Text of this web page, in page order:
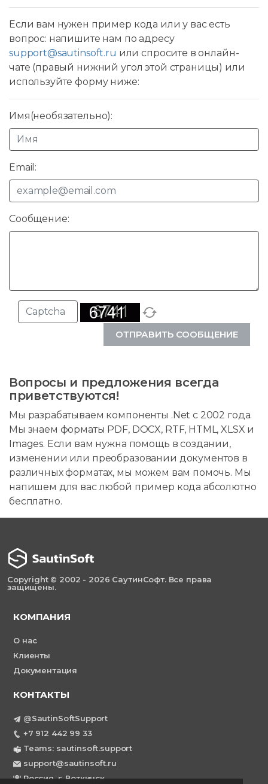
Если вам нужен пример кода или у вас есть
вопрос: напишите нам по адресу
support@sautinsoft.ru или спросите в онлайн-
чате (правый нижний угол этой страницы) или
используйте форму ниже:
Имя(необязательно):
Email:
Сообщение:
ОТПРАВИТЬ СООБЩЕНИЕ
Вопросы и предложения всегда
приветствуются!
Мы разрабатываем компоненты .Net с 2002 года.
Мы знаем форматы PDF, DOCX, RTF, HTML, XLSX и
Images. Если вам нужна помощь в создании,
изменении или преобразовании документов в
различных форматах, мы можем вам помочь. Мы
напишем для вас любой пример кода абсолютно
бесплатно.
Copyright © 2002 - 2026 СаутинСофт. Все права
защищены.
КОМПАНИЯ
О нас
Клиенты
Документация
КОНТАКТЫ
@SautinSoftSupport
+7 912 442 99 33
Teams: sautinsoft.support
support@sautinsoft.ru
Россия, г. Воткинск